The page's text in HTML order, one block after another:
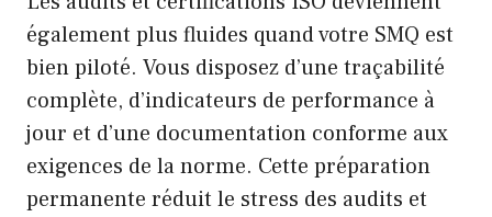
également plus fluides quand votre SMQ est
bien piloté. Vous disposez d’une traçabilité
complète, d’indicateurs de performance à
jour et d’une documentation conforme aux
exigences de la norme. Cette préparation
permanente réduit le stress des audits et